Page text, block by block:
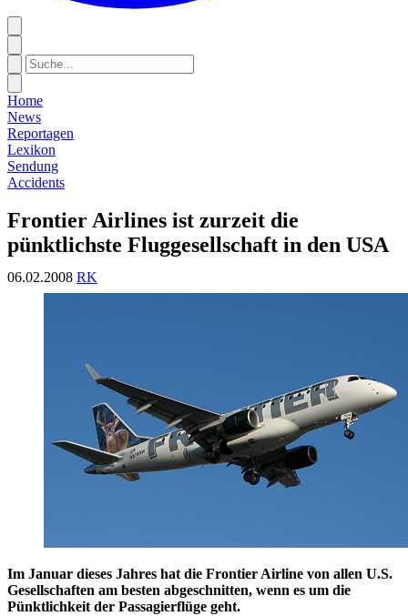
Home
News
Reportagen
Lexikon
Sendung
Accidents
Frontier Airlines ist zurzeit die
pünktlichste Fluggesellschaft in den USA
06.02.2008 RK
Im Januar dieses Jahres hat die Frontier Airline von allen U.S.
Gesellschaften am besten abgeschnitten, wenn es um die
Pünktlichkeit der Passagierflüge geht.